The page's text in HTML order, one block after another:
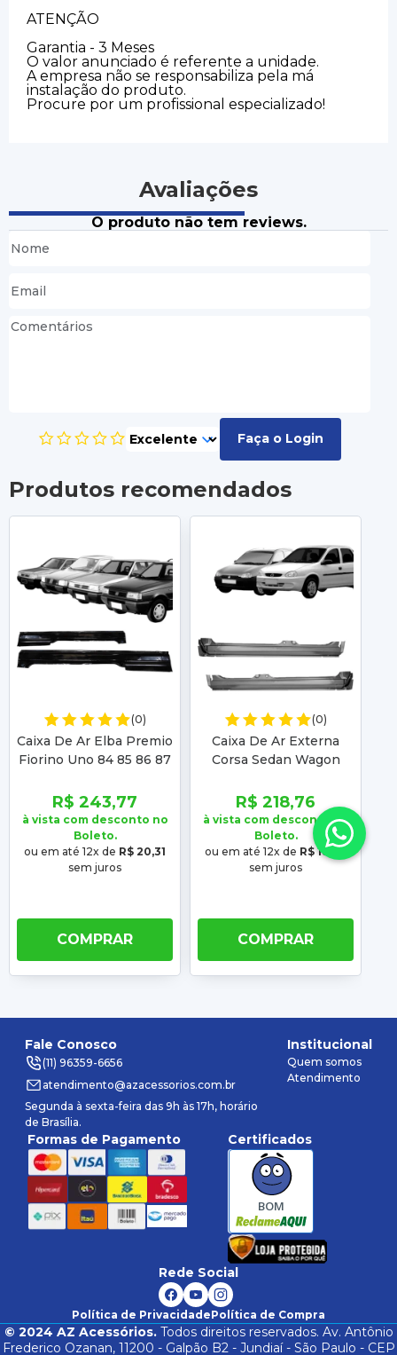
ATENÇÃO
Garantia - 3 Meses
O valor anunciado é referente a unidade.
A empresa não se responsabiliza pela má
instalação do produto.
Procure por um profissional especializado!
Avaliações
O produto não tem reviews.
Faça o Login
Produtos recomendados
(0)
Caixa De Ar Elba Premio
Fiorino Uno 84 85 86 87
Portas Com Ponta E
Lateral
R$ 243,77
à vista com desconto no
Boleto.
ou em até 12x de R$ 20,31
sem juros
COMPRAR
(0)
Caixa De Ar Externa
Corsa Sedan Wagon
Sem Ponta Sem Lateral
Lado Direito
R$ 218,76
à vista com desconto no
Boleto.
ou em até 12x de R$ 18,23
sem juros
COMPRAR
Fale Conosco
(11) 96359-6656
atendimento@azacessorios.com.br
Segunda à sexta-feira das 9h às 17h, horário
de Brasília.
Institucional
Quem somos
Atendimento
Formas de Pagamento Certificados
BOM
Rede Social
Política de PrivacidadePolítica de Compra
© 2024 AZ Acessórios.Todos direitos reservados. Av. Antônio
Frederico Ozanan, 11200 - Galpão B2 - Jundiaí - São Paulo - CEP